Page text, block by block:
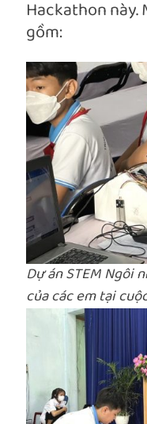
Hackathon
gồm:
Dự án STEM Ngôi
của các em tại